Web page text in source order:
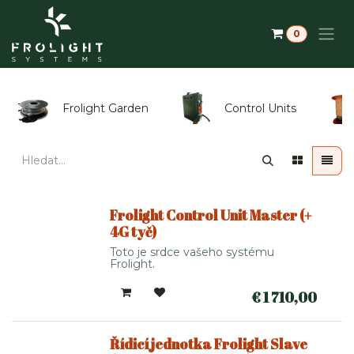
Přejít na obsah
0
Frolight Garden Control Units
Frolight Control Unit Master (+
4G tyč)
Toto je srdce vašeho systému
Frolight.
€1 710,00
Řídicí jednotka Frolight Slave